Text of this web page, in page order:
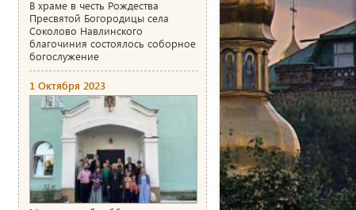
В храме в честь Рождества
Пресвятой Богородицы села
Соколово Навлинского
благочиния состоялось соборное
богослужение
1 Октября 2023